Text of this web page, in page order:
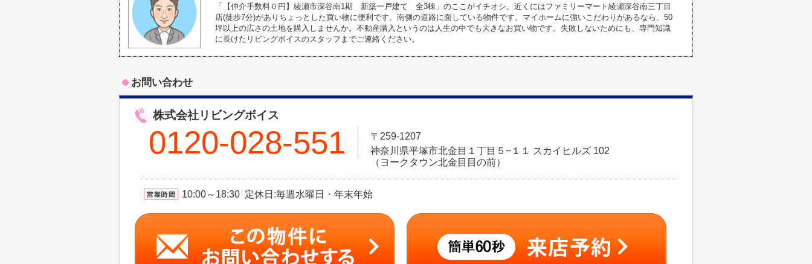
「【仲介手数料０円】綾瀬市深谷南1期 新築一戸建て 全3棟」のここがイチオシ。近くにはファミリーマート綾瀬深谷南三丁目
店(徒歩7分)がありちょっとした買い物に便利です。南側の道路に面している物件です。マイホームに強いこだわりがあるなら、50
坪以上の広さの土地を購入しませんか。不動産購入というのは人生の中でも大きなお買い物です。失敗しないためにも、専門知識
に長けたリビングボイスのスタッフまでご連絡ください。
お問い合わせ
株式会社リビングボイス
0120-028-551
〒259-1207
神奈川県平塚市北金目１丁目５−１１ スカイヒルズ 102
（ヨークタウン北金目目の前）
10:00～18:30 定休日:毎週水曜日・年末年始